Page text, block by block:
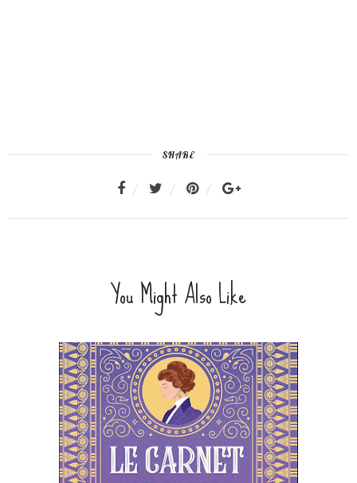
SHARE
You Might Also Like